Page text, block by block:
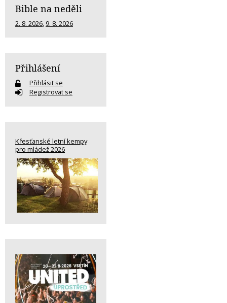
Bible na neděli
2. 8. 2026, 9. 8. 2026
Přihlášení
Přihlásit se
Registrovat se
Křesťanské letní kempy
pro mládež 2026